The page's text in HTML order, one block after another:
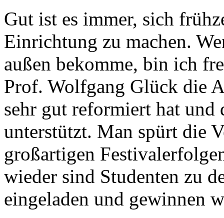
Gut ist es immer, sich
Einrichtung zu machen.
außen bekomme, bin ich
Prof. Wolfgang Glück die
sehr gut reformiert hat
unterstützt. Man spürt die
großartigen
wieder sind Studenten zu
eingeladen und gewinnen